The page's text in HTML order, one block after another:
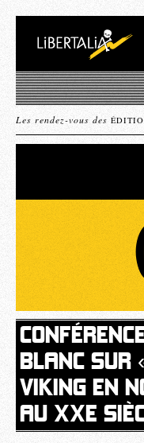
Les rendez-vous des
BLANC SUR
VIKING EN
AU XXE